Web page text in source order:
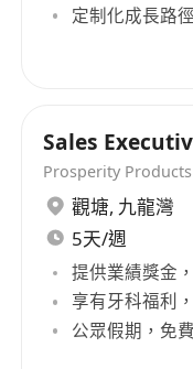
定制化成長路
Sales
Prosperity
觀塘, 九龍灣
5天/週
提供業績獎金
享有牙科福利
公眾假期，免